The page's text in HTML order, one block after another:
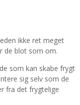
ikke ret meget
de blot som om.
som kan skabe frygt
sig selv som de
fra det frygtelige